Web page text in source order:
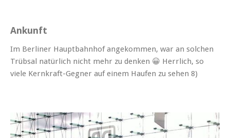
Ankunft
Im Berlin­er Haupt­bahn­hof angekom­men, war an solchen
Trüb­sal natür­lich nicht mehr zu denken 😀 Her­rlich, so
viele Kernkraft-Geg­n­er auf einem Haufen zu sehen 8)